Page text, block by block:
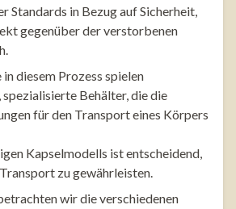
Standards in Bezug auf Sicherheit,
gegenüber der verstorbenen
diesem Prozess spielen
Behälter, die die
für den Transport eines Körpers
Kapselmodells ist entscheidend,
zu gewährleisten.
wir die verschiedenen